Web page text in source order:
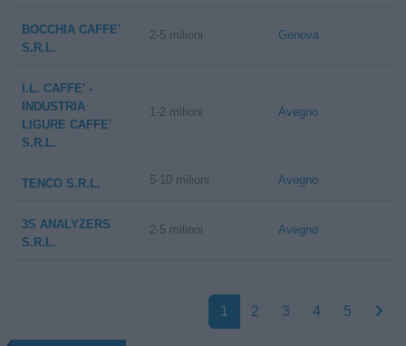
BOCCHIA CAFFE'
S.R.L.
2-5 milioni Genova
I.L. CAFFE' -
INDUSTRIA
LIGURE CAFFE'
S.R.L.
1-2 milioni Avegno
TENCO S.R.L. 5-10 milioni Avegno
3S ANALYZERS
S.R.L.
2-5 milioni Avegno
1 2 3 4 5